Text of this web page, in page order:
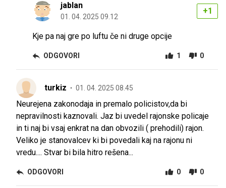
jablan
01. 04. 2025 09.12
+1
Kje pa naj gre po luftu če ni druge opcije
ODGOVORI 1 0
turkiz 01. 04. 2025 08.45
Neurejena zakonodaja in premalo policistov,da bi
nepravilnosti kaznovali. Jaz bi uvedel rajonske policaje
in ti naj bi vsaj enkrat na dan obvozili ( prehodili) rajon.
Veliko je stanovalcev ki bi povedali kaj na rajonu ni
vredu.... Stvar bi bila hitro rešena...
ODGOVORI 0 0